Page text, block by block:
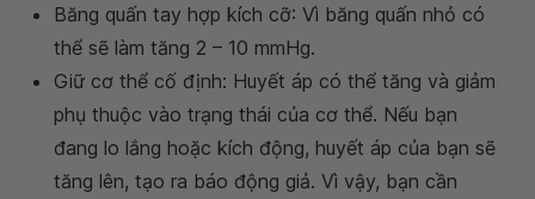
Băng quấn tay hợp kích cỡ: Vì băng quấn nhỏ có
thể sẽ làm tăng 2 – 10 mmHg.
Giữ cơ thể cố định: Huyết áp có thể tăng và giảm
phụ thuộc vào trạng thái của cơ thể. Nếu bạn
đang lo lắng hoặc kích động, huyết áp của bạn sẽ
tăng lên, tạo ra báo động giả. Vì vậy, bạn cần